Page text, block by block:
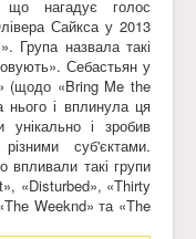
що нагадує голос
Сайкса у 2013
Група назвала такі
Себастьян у
(щодо «Bring Me the
і вплинула ця
і зробив
суб'єктами.
впливали такі групи
«Disturbed», «Thirty
Weeknd» та «The